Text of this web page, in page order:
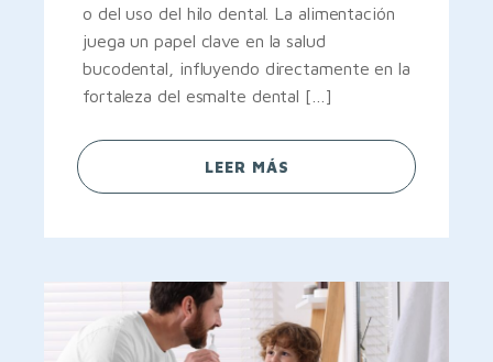
o del uso del hilo dental. La alimentación
juega un papel clave en la salud
bucodental, influyendo directamente en la
fortaleza del esmalte dental […]
LEER MÁS